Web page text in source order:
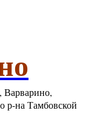
Варварино,
р-на Тамбовской